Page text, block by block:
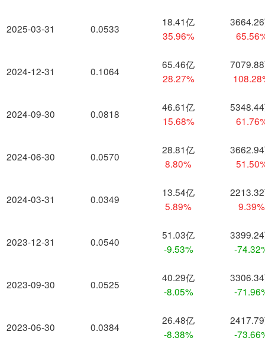
2025-03-31
2024-12-31
2024-09-30
2024-06-30
2024-03-31
2023-12-31
2023-09-30
2023-06-30
0.0533
18.41亿
35.96%
0.1064
65.46亿
28.27%
0.0818
46.61亿
15.68%
0.0570
28.81亿
8.80%
0.0349
13.54亿
5.89%
9.39%
0.0540
51.03亿
-9.53%
-
0.0525
40.29亿
-8.05%
-
0.0384
26.48亿
-8.38%
-